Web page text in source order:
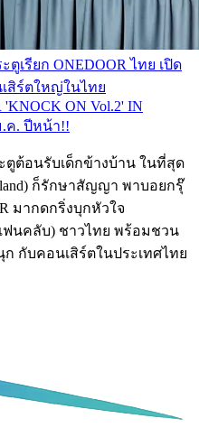
ตูเรียก ONEDOOR ไทย เปิด
สิร์ตใหญ่ในไทย
ON Vol.2' IN
.ค. ปีหน้า!!
ตูต้อนรับเด็กข้างบ้าน ในที่สุด
ก็รักษาสัญญา พาบอยกรุ๊
มากดกริ่งบุกหัวใจ
ฟนคลับ) ชาวไทย พร้อมชวน
กับคอนเสิร์ตในประเทศไทย